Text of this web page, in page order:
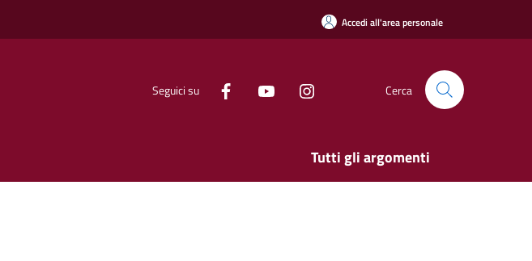
Accedi all'area personale
Seguici su Cerca
Tutti gli argomenti